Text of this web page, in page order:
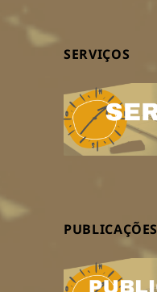
SERVIÇOS
PUBLICAÇÕES